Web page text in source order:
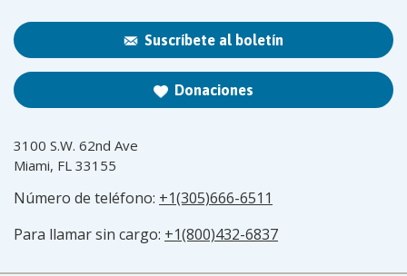
Suscríbete al boletín
Donaciones
3100 S.W. 62nd Ave
Miami, FL 33155
Número de teléfono: +1(305)666-6511
Para llamar sin cargo: +1(800)432-6837